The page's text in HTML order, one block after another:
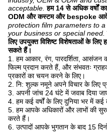
acceptable. हम 14 से अधिक वर्षों
ODM और कस्टम और bespoke आदेश
protection film parameters to
your business or special need.
लिए उपयुक्त विशिष्ट विशेषताओं के लिए
सकते हैं।
1. हम आकार, रंग, पारदर्शिता, आसंजन
फिल्म प्रदान करते हैं, और संभवतः
प्रकारों का चयन करने के लिए।
2. नि: शुल्क नमूने अपने विचार के लिए
3. अपनी जांच 24 घंटे में जवाब दिया
4. हम कई वर्षों के लिए दुनिया भर में कई
5. हम आपके अधिकारों और लाभों की
करते हैं।
6. उत्पादों आपके भुगतान के बाद 15